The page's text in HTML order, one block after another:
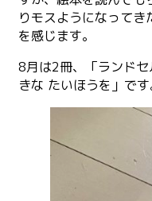
りモスようになって
を感じます。
8月は2冊、「ランド
きな たいほうを」です